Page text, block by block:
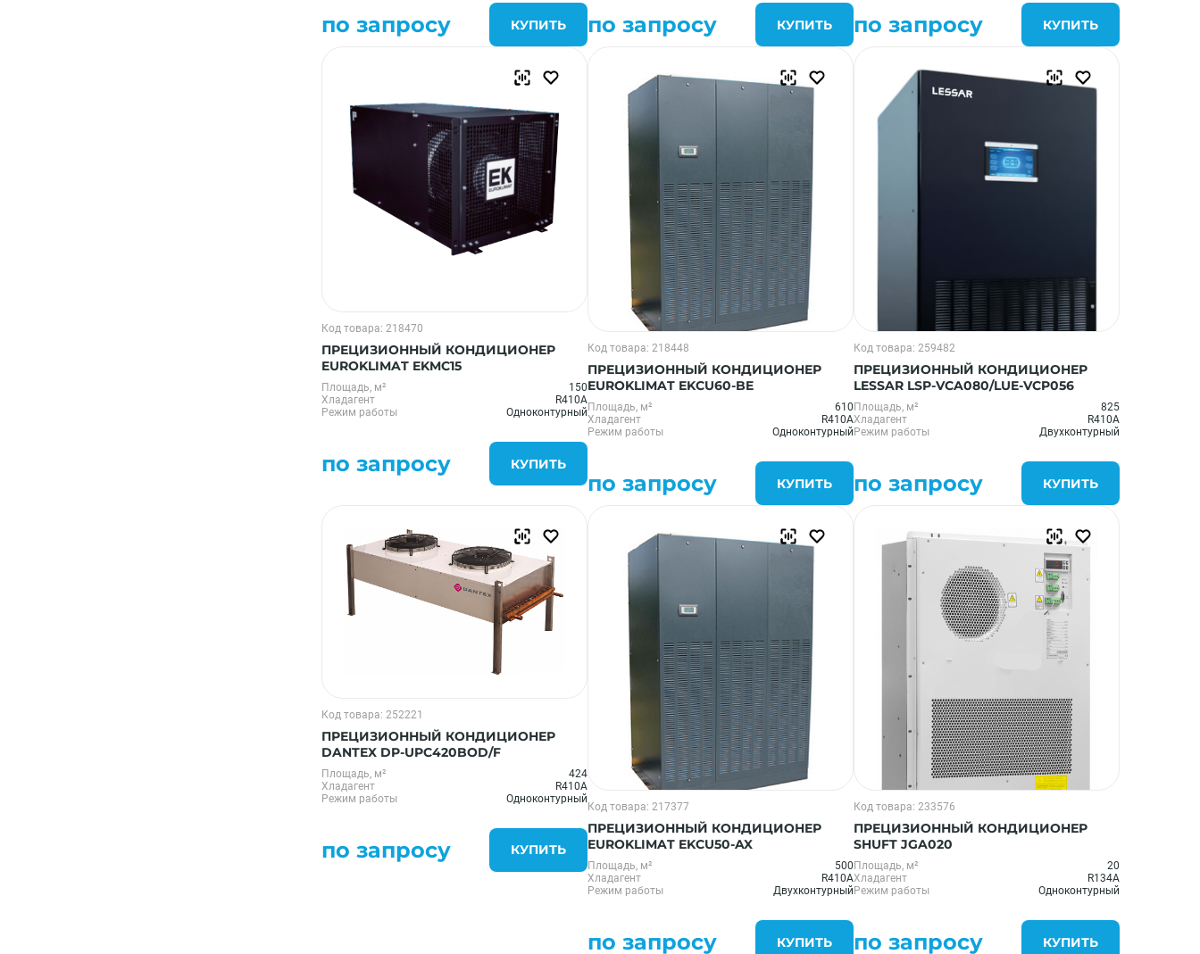
по запросу КУПИТЬ по запросу КУПИТЬ по запросу КУПИТЬ
Код товара: 218470
ПРЕЦИЗИОННЫЙ КОНДИЦИОНЕР
EUROKLIMAT EKMC15
Площадь, м²
150
Хладагент
R410A
Режим работы
Одноконтурный
по запросу КУПИТЬ
Код товара: 218448
ПРЕЦИЗИОННЫЙ КОНДИЦИОНЕР
EUROKLIMAT EKCU60-BE
Площадь, м²
610
Хладагент
R410A
Режим работы
Одноконтурный
по запросу КУПИТЬ
Код товара: 259482
ПРЕЦИЗИОННЫЙ КОНДИЦИОНЕР
LESSAR LSP-VCA080/LUE-VCP056
Площадь, м²
825
Хладагент
R410A
Режим работы
Двухконтурный
по запросу КУПИТЬ
Код товара: 252221
ПРЕЦИЗИОННЫЙ КОНДИЦИОНЕР
DANTEX DP-UPC420BOD/F
Площадь, м²
424
Хладагент
R410A
Режим работы
Одноконтурный
по запросу КУПИТЬ
Код товара: 217377
ПРЕЦИЗИОННЫЙ КОНДИЦИОНЕР
EUROKLIMAT EKCU50-AX
Площадь, м²
500
Хладагент
R410A
Режим работы
Двухконтурный
по запросу КУПИТЬ
Код товара: 233576
ПРЕЦИЗИОННЫЙ КОНДИЦИОНЕР
SHUFT JGA020
Площадь, м²
20
Хладагент
R134A
Режим работы
Одноконтурный
по запросу КУПИТЬ